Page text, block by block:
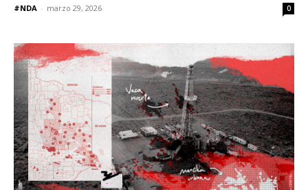
#NDA - marzo 29, 2026 0